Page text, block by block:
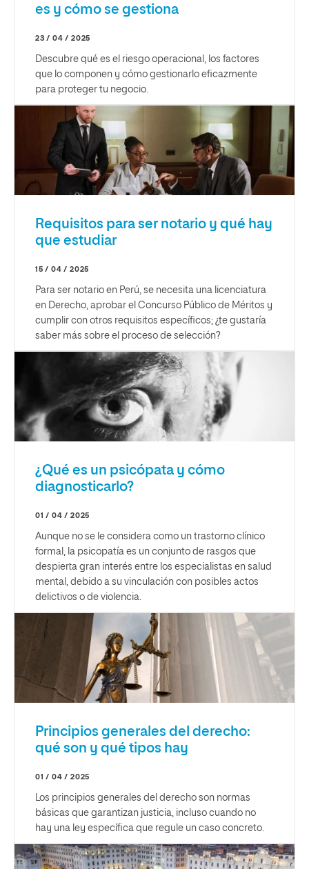
es y cómo se gestiona
23 / 04 / 2025
Descubre qué es el riesgo operacional, los factores
que lo componen y cómo gestionarlo eficazmente
para proteger tu negocio.
Requisitos para ser notario y qué hay
que estudiar
15 / 04 / 2025
Para ser notario en Perú, se necesita una licenciatura
en Derecho, aprobar el Concurso Público de Méritos y
cumplir con otros requisitos específicos; ¿te gustaría
saber más sobre el proceso de selección?
¿Qué es un psicópata y cómo
diagnosticarlo?
01 / 04 / 2025
Aunque no se le considera como un trastorno clínico
formal, la psicopatía es un conjunto de rasgos que
despierta gran interés entre los especialistas en salud
mental, debido a su vinculación con posibles actos
delictivos o de violencia.
Principios generales del derecho:
qué son y qué tipos hay
01 / 04 / 2025
Los principios generales del derecho son normas
básicas que garantizan justicia, incluso cuando no
hay una ley específica que regule un caso concreto.